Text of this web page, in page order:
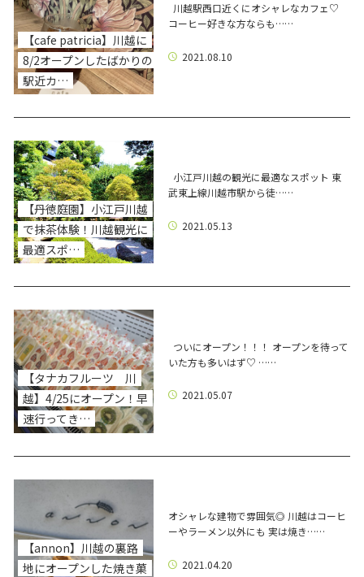
【cafe patricia】川越に
8/2オープンしたばかりの
駅近カ…
川越駅西口近くにオシャレなカフェ♡
コーヒー好きな方ならも……
2021.08.10
【丹徳庭園】小江戸川越
で抹茶体験！川越観光に
最適スポ…
小江戸川越の観光に最適なスポット 東
武東上線川越市駅から徒……
2021.05.13
【タナカフルーツ 川
越】4/25にオープン！早
速行ってき…
ついにオープン！！！ オープンを待って
いた方も多いはず♡ ……
2021.05.07
【annon】川越の裏路
地にオープンした焼き菓
オシャレな建物で雰囲気◎ 川越はコーヒ
ーやラーメン以外にも 実は焼き……
2021.04.20